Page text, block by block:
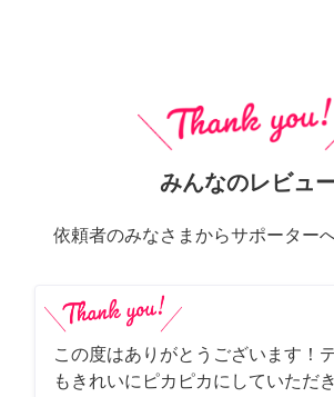
みんなのレビュ
依頼者のみなさまからサポーター
この度はありがとうございます！
もきれいにピカピカにしていただ